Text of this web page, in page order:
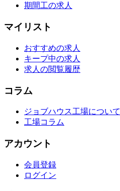
期間工の求人
マイリスト
おすすめの求人
キープ中の求人
求人の閲覧履歴
コラム
ジョブハウス工場について
工場コラム
アカウント
会員登録
ログイン